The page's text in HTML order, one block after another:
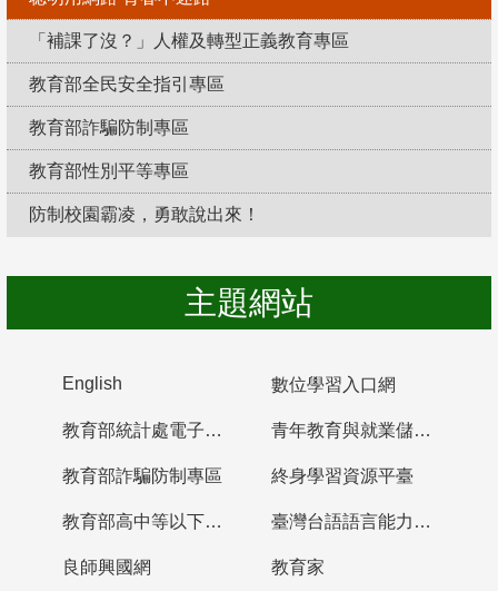
「補課了沒？」人權及轉型正義教育專區
教育部全民安全指引專區
教育部詐騙防制專區
教育部性別平等專區
防制校園霸凌，勇敢說出來！
主題網站
English 數位學習入口網
教育部統計處電子書櫃 青年教育與就業儲蓄帳戶
教育部詐騙防制專區 終身學習資源平臺
教育部高中等以下學校及幼兒園教師資格檢定考試 臺灣台語語言能力認證網站
良師興國網
教育家